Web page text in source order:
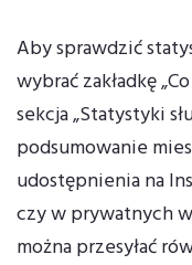
Aby sprawdzić
wybrać zakładkę
sekcja „Statystyki
podsumowanie
udostępnienia na
czy w prywatnych
można przesyłać